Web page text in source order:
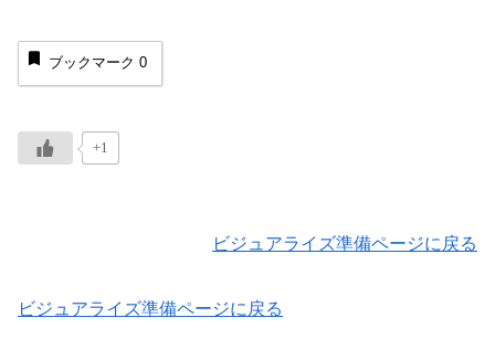
ブックマーク 0
+1
ビジュアライズ準備ページに戻る
ビジュアライズ準備ページに戻る